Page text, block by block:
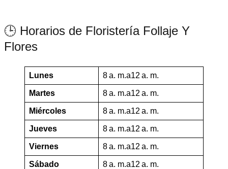
🕒 Horarios de Floristería Follaje Y
Flores
Lunes 8 a. m.a12 a. m.
Martes 8 a. m.a12 a. m.
Miércoles 8 a. m.a12 a. m.
Jueves 8 a. m.a12 a. m.
Viernes 8 a. m.a12 a. m.
Sábado 8 a. m.a12 a. m.